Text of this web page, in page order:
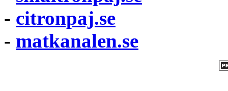
- citronpaj.se
- matkanalen.se